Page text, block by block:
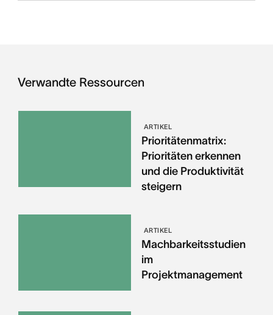
Verwandte Ressourcen
ARTIKEL
Prioritätenmatrix:
Prioritäten erkennen
und die Produktivität
steigern
ARTIKEL
Machbarkeitsstudien
im
Projektmanagement